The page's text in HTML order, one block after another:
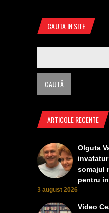
CAUTA IN SITE
ARTICOLE RECENTE
Olguta
somajul
pentru
3 august 2026
Video